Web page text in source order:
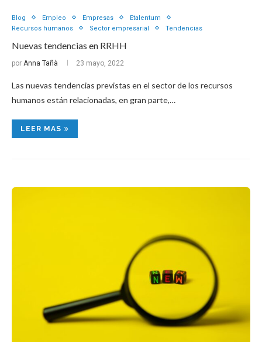
Blog Empleo Empresas
Etalentum
Recursos humanos
Sector empresarial Tendencias
Nuevas tendencias en RRHH
por Anna Tañà 23 mayo, 2022
Las nuevas tendencias previstas en el sector de los recursos
humanos están relacionadas, en gran parte,…
LEER MAS